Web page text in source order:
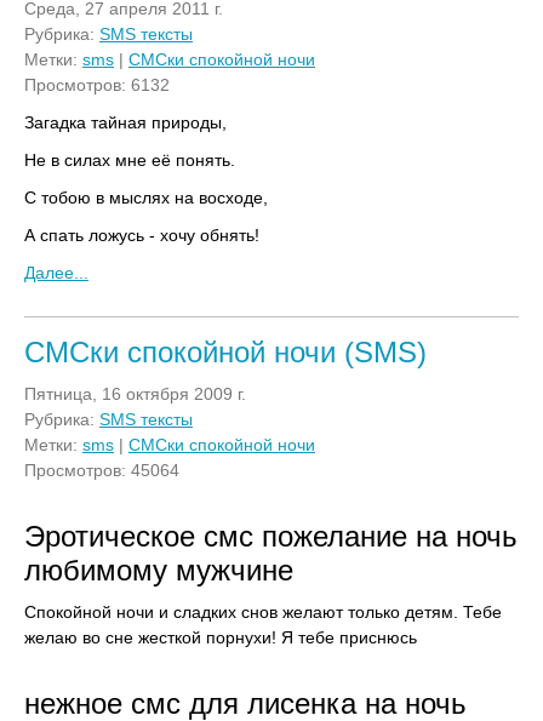
Среда, 27 апреля 2011 г.
Рубрика: SMS тексты
Метки: sms | СМСки спокойной ночи
Просмотров: 6132
Загадка тайная природы,
Не в силах мне её понять.
С тобою в мыслях на восходе,
А спать ложусь - хочу обнять!
Далее...
СМСки спокойной ночи (SMS)
Пятница, 16 октября 2009 г.
Рубрика: SMS тексты
Метки: sms | СМСки спокойной ночи
Просмотров: 45064
Эротическое смс пожелание на ночь
любимому мужчине
Спокойной ночи и сладких снов желают только детям. Тебе
желаю во сне жесткой порнухи! Я тебе приснюсь
нежное смс для лисенка на ночь